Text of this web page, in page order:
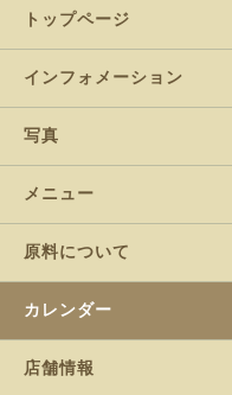
トップページ
インフォメーション
写真
メニュー
原料について
カレンダー
店舗情報